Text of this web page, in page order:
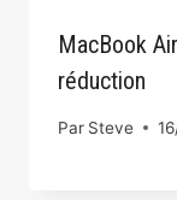
MacBook
réduction
Par Steve